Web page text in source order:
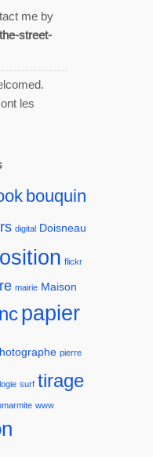
me by
street-
les
bouquin
digital Doisneau
flickr
mairie Maison
papier
pierre
surf tirage
www